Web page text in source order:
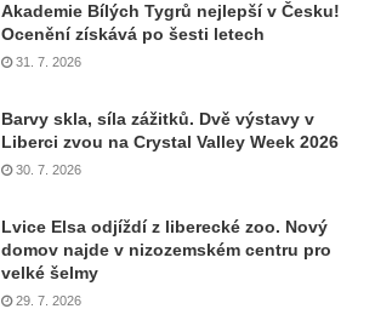
Akademie Bílých Tygrů nejlepší v Česku!
Ocenění získává po šesti letech
31. 7. 2026
Barvy skla, síla zážitků. Dvě výstavy v
Liberci zvou na Crystal Valley Week 2026
30. 7. 2026
Lvice Elsa odjíždí z liberecké zoo. Nový
domov najde v nizozemském centru pro
velké šelmy
29. 7. 2026